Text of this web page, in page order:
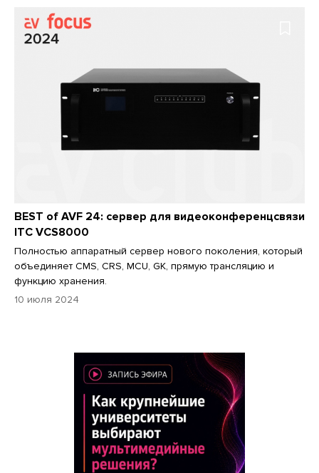
BEST of AVF 24: cервер для видеоконференцсвязи
ITC VCS8000
Полностью аппаратный сервер нового поколения, который
объединяет CMS, CRS, MCU, GK, прямую трансляцию и
функцию хранения.
10 июля 2024